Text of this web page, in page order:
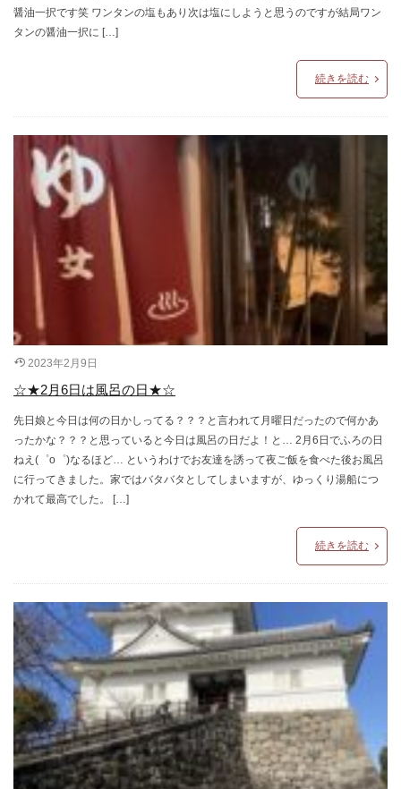
醤油一択です笑 ワンタンの塩もあり次は塩にしようと思うのですが結局ワン
タンの醤油一択に […]
続きを読む
2023年2月9日
☆★2月6日は風呂の日★☆
先日娘と今日は何の日かしってる？？？と言われて月曜日だったので何かあ
ったかな？？？と思っていると今日は風呂の日だよ！と… 2月6日でふろの日
ねえ(゜o゜)なるほど… というわけでお友達を誘って夜ご飯を食べた後お風呂
に行ってきました。家ではバタバタとしてしまいますが、ゆっくり湯船につ
かれて最高でした。 […]
続きを読む